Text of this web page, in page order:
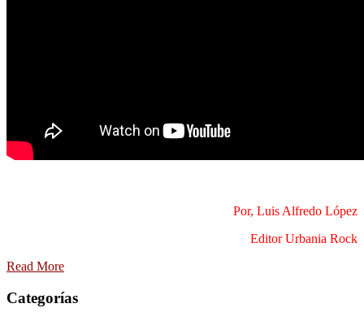
Por, Luis Alfredo López
Editor Urbania Rock
Read More
Categorías